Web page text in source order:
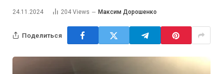
24.11.2024 204 Views Максим Дорошенко
Поделиться